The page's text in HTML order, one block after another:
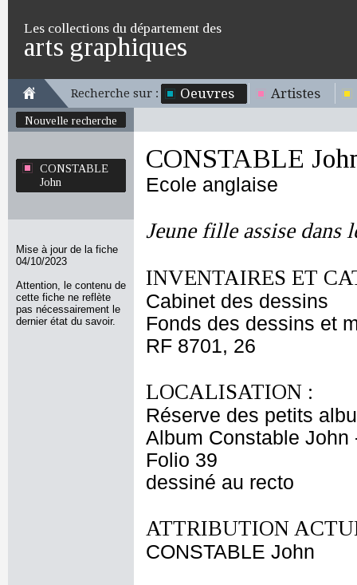
Les collections du département des
arts graphiques
Recherche sur : Oeuvres Artistes
Nouvelle recherche
CONSTABLE
John
Mise à jour de la fiche
04/10/2023
Attention, le contenu de
cette fiche ne reflète
pas nécessairement le
dernier état du savoir.
CONSTABLE
Ecole anglaise
Jeune fille assise dans
INVENTAIRES ET
Cabinet des dessins
Fonds des dessins et
RF 8701, 26
LOCALISATION :
Réserve des petits
Album Constable John
Folio 39
dessiné au recto
ATTRIBUTION
CONSTABLE John